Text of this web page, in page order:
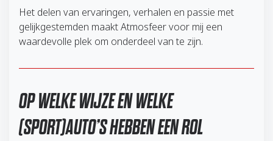
Het delen van ervaringen, verhalen en passie met
gelijkgestemden maakt Atmosfeer voor mij een
waardevolle plek om onderdeel van te zijn.
OP WELKE WIJZE EN WELKE
(SPORT)AUTO’S HEBBEN EEN ROL